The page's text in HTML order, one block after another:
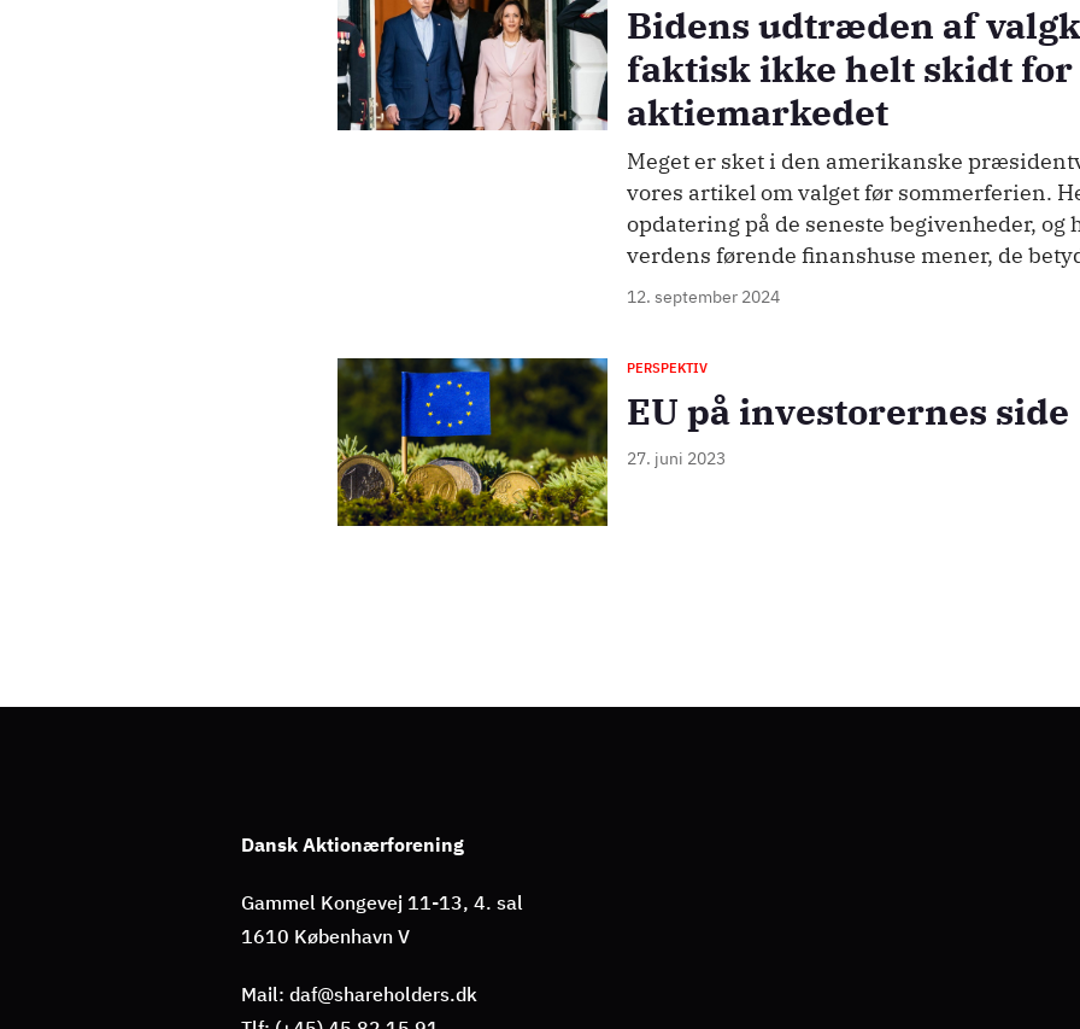
Bidens udtræden af
faktisk ikke helt skidt for
aktiemarkedet
Meget er sket i den amerikanske
vores artikel om valget før sommerferien.
opdatering på de seneste begivenheder, og
verdens førende finanshuse mener, de
12. september 2024
Billede PERSPEKTIV
EU på investorernes side
27. juni 2023
Dansk Aktionærforening
Gammel Kongevej 11-13, 4. sal
1610 København V
Mail: daf@shareholders.dk